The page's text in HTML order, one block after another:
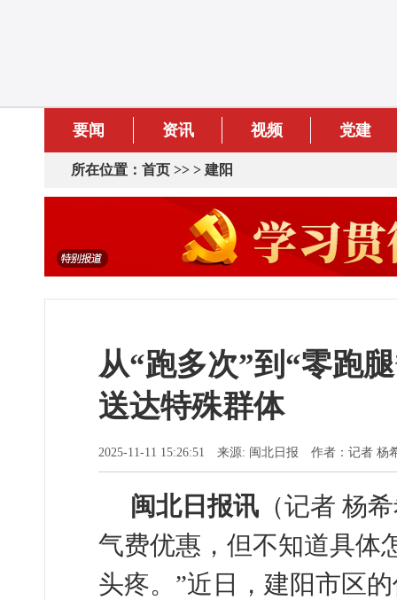
要闻 资讯 视频 党建
所在位置： 首页 >> > 建阳
从“跑多次”到“零跑
送达特殊群体
2025-11-11 15:26:51 来源: 闽北日报 作者：记者 杨
闽北日报讯 （记者 杨
气费优惠，但不知道具体
头疼。”近日，建阳市区